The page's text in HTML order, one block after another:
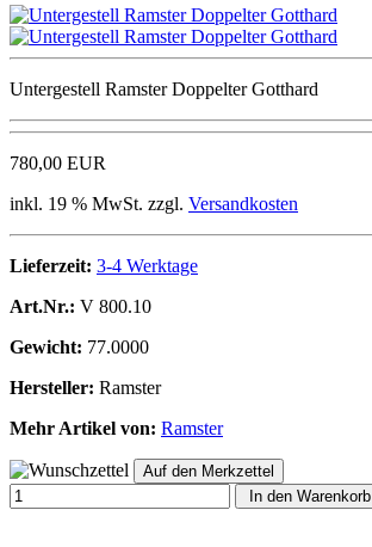
Untergestell Ramster Doppelter Gotthard
780,00 EUR
inkl. 19 % MwSt. zzgl. Versandkosten
Lieferzeit: 3-4 Werktage
Art.Nr.: V 800.10
Gewicht: 77.0000
Hersteller: Ramster
Mehr Artikel von: Ramster
In den Warenkorb